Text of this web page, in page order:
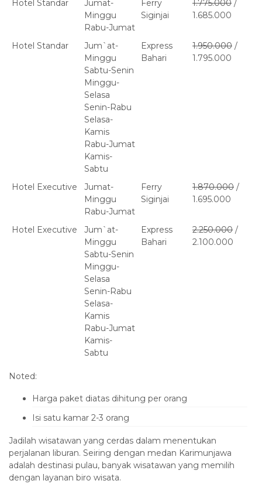
Hotel Standar
Jumat-
Minggu
Rabu-Jumat
Ferry
Siginjai
1.775.000 /
1.685.000
Hotel Standar
Jum`at-
Minggu
Sabtu-Senin
Minggu-
Selasa
Senin-Rabu
Selasa-
Kamis
Rabu-Jumat
Kamis-
Sabtu
Express
Bahari
1.950.000 /
1.795.000
Hotel Executive
Jumat-
Minggu
Rabu-Jumat
Ferry
Siginjai
1.870.000 /
1.695.000
Hotel Executive
Jum`at-
Minggu
Sabtu-Senin
Minggu-
Selasa
Senin-Rabu
Selasa-
Kamis
Rabu-Jumat
Kamis-
Sabtu
Express
Bahari
2.250.000 /
2.100.000
Noted:
Harga paket diatas dihitung per orang
Isi satu kamar 2-3 orang
Jadilah wisatawan yang cerdas dalam menentukan
perjalanan liburan. Seiring dengan medan Karimunjawa
adalah destinasi pulau, banyak wisatawan yang memilih
dengan layanan biro wisata.